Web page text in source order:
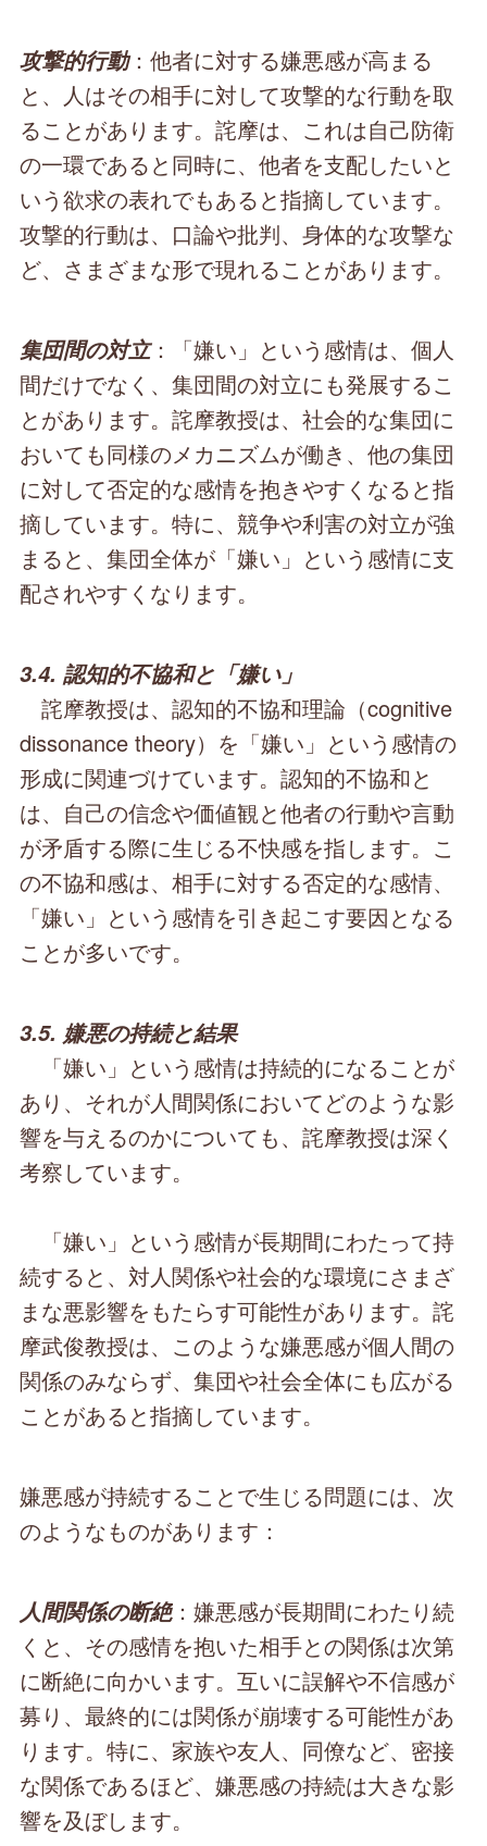
攻撃的行動：他者に対する嫌悪感が高まる
と、人はその相手に対して攻撃的な行動を取
ることがあります。詫摩は、これは自己防衛
の一環であると同時に、他者を支配したいと
いう欲求の表れでもあると指摘しています。
攻撃的行動は、口論や批判、身体的な攻撃な
ど、さまざまな形で現れることがあります。
集団間の対立：「嫌い」という感情は、個人
間だけでなく、集団間の対立にも発展するこ
とがあります。詫摩教授は、社会的な集団に
おいても同様のメカニズムが働き、他の集団
に対して否定的な感情を抱きやすくなると指
摘しています。特に、競争や利害の対立が強
まると、集団全体が「嫌い」という感情に支
配されやすくなります。
3.4. 認知的不協和と「嫌い」
詫摩教授は、認知的不協和理論（cognitive
dissonance theory）を「嫌い」という感情の
形成に関連づけています。認知的不協和と
は、自己の信念や価値観と他者の行動や言動
が矛盾する際に生じる不快感を指します。こ
の不協和感は、相手に対する否定的な感情、
「嫌い」という感情を引き起こす要因となる
ことが多いです。
3.5. 嫌悪の持続と結果
「嫌い」という感情は持続的になることが
あり、それが人間関係においてどのような影
響を与えるのかについても、詫摩教授は深く
考察しています。
「嫌い」という感情が長期間にわたって持
続すると、対人関係や社会的な環境にさまざ
まな悪影響をもたらす可能性があります。詫
摩武俊教授は、このような嫌悪感が個人間の
関係のみならず、集団や社会全体にも広がる
ことがあると指摘しています。
嫌悪感が持続することで生じる問題には、次
のようなものがあります：
人間関係の断絶：嫌悪感が長期間にわたり続
くと、その感情を抱いた相手との関係は次第
に断絶に向かいます。互いに誤解や不信感が
募り、最終的には関係が崩壊する可能性があ
ります。特に、家族や友人、同僚など、密接
な関係であるほど、嫌悪感の持続は大きな影
響を及ぼします。